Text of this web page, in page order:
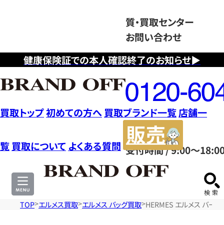
健康保険証での本人確認終了のお知らせ▶
質・買取センター
お問い合わせ
フ
リ
ー
ダ
イ
ヤ
ル
0120604117
受付時間 / 9:00～
買取トップ初めての方へ 買取ブランド一覧店舗一
覧 買取について よくある質問
サ
TOP エルメス買取 エルメス バッグ買取 HERMES エルメス バー